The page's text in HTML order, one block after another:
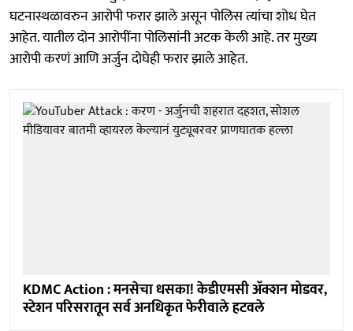
घटनास्थळावरुन आरोपी फरार झाले असून पोलिस त्यांचा शोध घेत
आहेत. यातील दोन आरोपींना पोलिसांनी अटक केली आहे. तर मुख्य
आरोपी करणं आणि अर्जुन दोघेही फरार झाले आहेत.
KDMC Action : मनसेचा धसका! केडीएमसी अ‍ॅक्शन मोडवर,
स्टेशन परिसरातून सर्व अनधिकृत फेरीवाले हटवले